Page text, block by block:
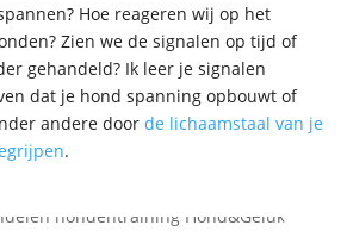
Hoe reageren wij op het
Zien we de signalen op tijd of
gehandeld? Ik leer je signalen
dat je hond spanning opbouwt of
andere doorde lichaamstaal van je
.